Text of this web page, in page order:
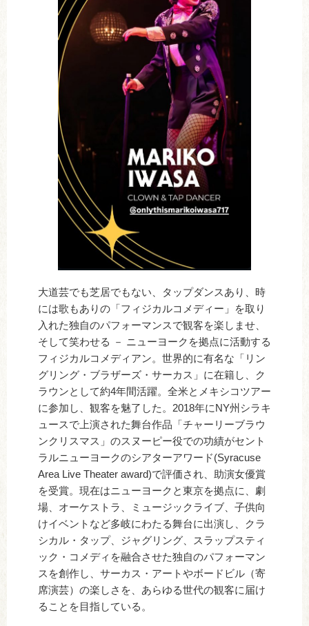
大道芸でも芝居でもない、タップダンスあり、時
には歌もありの「フィジカルコメディー」を取り
入れた独自のパフォーマンスで観客を楽しませ、
そして笑わせる － ニューヨークを拠点に活動する
フィジカルコメディアン。世界的に有名な「リン
グリング・ブラザーズ・サーカス」に在籍し、ク
ラウンとして約4年間活躍。全米とメキシコツアー
に参加し、観客を魅了した。2018年にNY州シラキ
ュースで上演された舞台作品「チャーリーブラウ
ンクリスマス」のスヌーピー役での功績がセント
ラルニューヨークのシアターアワード(Syracuse
Area Live Theater award)で評価され、助演女優賞
を受賞。現在はニューヨークと東京を拠点に、劇
場、オーケストラ、ミュージックライブ、子供向
けイベントなど多岐にわたる舞台に出演し、クラ
シカル・タップ、ジャグリング、スラップスティ
ック・コメディを融合させた独自のパフォーマン
スを創作し、サーカス・アートやボードビル（寄
席演芸）の楽しさを、あらゆる世代の観客に届け
ることを目指している。